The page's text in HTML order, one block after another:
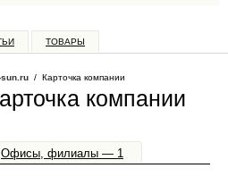
ТОВАРЫ
sun.ru / Карточка компании
компании
Офисы, филиалы — 1